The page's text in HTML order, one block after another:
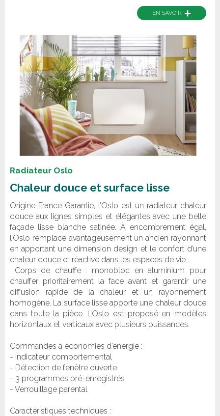
EN SAVOIR +
Radiateur Oslo
Chaleur douce et surface lisse
Origine France Garantie, l’Oslo est un radiateur chaleur
douce aux lignes simples et élégantes avec une belle
façade lisse blanche satinée. À encombrement égal,
l’Oslo remplace avantageusement un ancien rayonnant
en apportant une dimension design et le confort d’une
chaleur douce et réactive dans les espaces de vie.
Corps de chauffe : monobloc en aluminium pour
chauffer prioritairement la face avant et garantir une
diffusion rapide de la chaleur et un rayonnement
homogène. La surface lisse apporte une chaleur douce
dans toute la pièce. L’Oslo est proposé en modèles
horizontaux et verticaux avec plusieurs puissances.
Commandes à économies d’énergie :
- Indicateur comportemental
- Détection de fenêtre ouverte
- 3 programmes pré-enregistrés
- Verrouillage parental
Caractéristiques techniques :